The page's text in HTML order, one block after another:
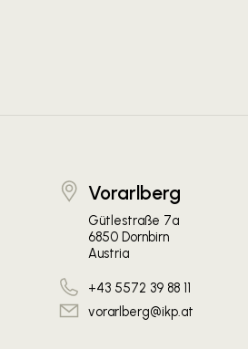
Vorarlberg
Gütlestraße 7a
6850 Dornbirn
Austria
+43 5572 39 88 11
vorarlberg@ikp.at